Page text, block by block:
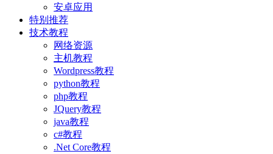
安卓应用
特别推荐
技术教程
网络资源
主机教程
Wordpress教程
python教程
php教程
JQuery教程
java教程
c#教程
.Net Core教程